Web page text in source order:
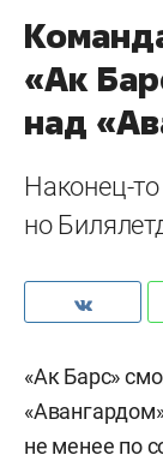
«Ак
над
Наконец-
но
«Ак Барс»
не менее по